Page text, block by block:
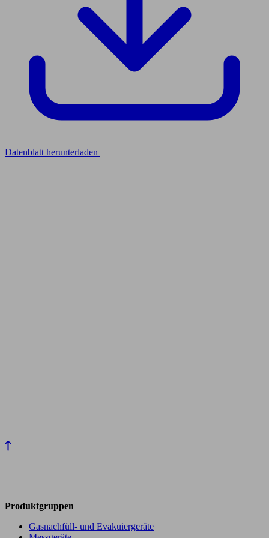
Datenblatt herunterladen
Produktgruppen
Gasnachfüll- und Evakuiergeräte